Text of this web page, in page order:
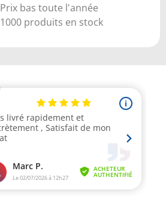
Prix bas toute l'année
1000 produits en stock